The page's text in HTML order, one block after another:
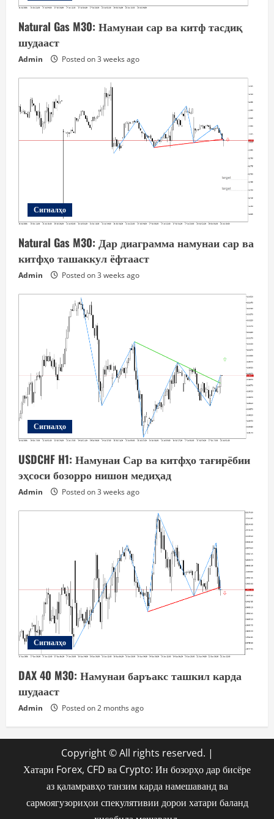
Natural Gas M30: Намунаи сар ва китф тасдиқ
шудааст
Admin Posted on 3 weeks ago
Сигналҳо
Natural Gas M30: Дар диаграмма намунаи сар ва
китфҳо ташаккул ёфтааст
Admin Posted on 3 weeks ago
Сигналҳо
USDCHF H1: Намунаи Сар ва китфҳо тағирёбии
эҳсоси бозорро нишон медиҳад
Admin Posted on 3 weeks ago
Сигналҳо
DAX 40 M30: Намунаи баръакс ташкил карда
шудааст
Admin Posted on 2 months ago
Copyright © All rights reserved. |
Хатари Forex, CFD ва Crypto: Ин бозорҳо дар бисёре
аз қаламравҳо танзим карда намешаванд ва
сармоягузориҳои спекулятивии дорои хатари баланд